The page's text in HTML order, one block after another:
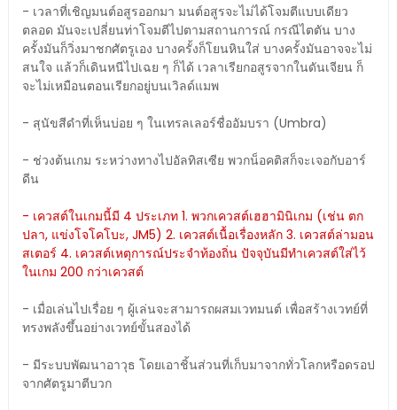
- เวลาที่เชิญมนต์อสูรออกมา มนต์อสูรจะไม่ได้โจมตีแบบเดียว
ตลอด มันจะเปลี่ยนท่าโจมตีไปตามสถานการณ์ กรณีไตตัน บาง
ครั้งมันก็วิ่งมาชกศัตรูเอง บางครั้งก็โยนหินใส่ บางครั้งมันอาจจะไม่
สนใจ แล้วก็เดินหนีไปเฉย ๆ ก็ได้ เวลาเรียกอสูรจากในดันเจียน ก็
จะไม่เหมือนตอนเรียกอยู่บนเวิลด์แมพ
- สุนัขสีดำที่เห็นบ่อย ๆ ในเทรลเลอร์ชื่ออัมบรา (Umbra)
- ช่วงต้นเกม ระหว่างทางไปอัลทิสเซีย พวกน็อคติสก็จะเจอกับอาร์
ดีน
- เควสต์ในเกมนี้มี 4 ประเภท 1. พวกเควสต์เฮฮามินิเกม (เช่น ตก
ปลา, แข่งโจโคโบะ, JM5) 2. เควสต์เนื้อเรื่องหลัก 3. เควสต์ล่ามอน
สเตอร์ 4. เควสต์เหตุการณ์ประจำท้องถิ่น ปัจจุบันมีทำเควสต์ใส่ไว้
ในเกม 200 กว่าเควสต์
- เมื่อเล่นไปเรื่อย ๆ ผู้เล่นจะสามารถผสมเวทมนต์ เพื่อสร้างเวทย์ที่
ทรงพลังขึ้นอย่างเวทย์ขั้นสองได้
- มีระบบพัฒนาอาวุธ โดยเอาชิ้นส่วนที่เก็บมาจากทั่วโลกหรือดรอป
จากศัตรูมาตีบวก